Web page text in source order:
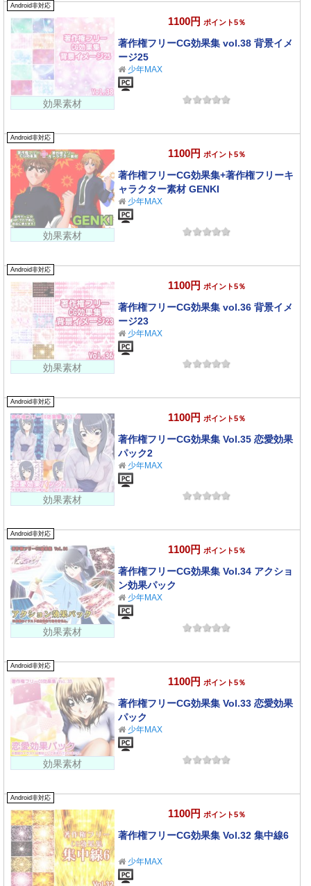
Android非対応
効果素材
1100円 ポイント5％
著作権フリーCG効果集 vol.38 背景イメ
ージ25
少年MAX
Android非対応
効果素材
1100円 ポイント5％
著作権フリーCG効果集+著作権フリーキ
ャラクター素材 GENKI
少年MAX
Android非対応
効果素材
1100円 ポイント5％
著作権フリーCG効果集 vol.36 背景イメ
ージ23
少年MAX
Android非対応
効果素材
1100円 ポイント5％
著作権フリーCG効果集 Vol.35 恋愛効果
パック2
少年MAX
Android非対応
効果素材
1100円 ポイント5％
著作権フリーCG効果集 Vol.34 アクショ
ン効果パック
少年MAX
Android非対応
効果素材
1100円 ポイント5％
著作権フリーCG効果集 Vol.33 恋愛効果
パック
少年MAX
Android非対応
1100円 ポイント5％
著作権フリーCG効果集 Vol.32 集中線6
少年MAX